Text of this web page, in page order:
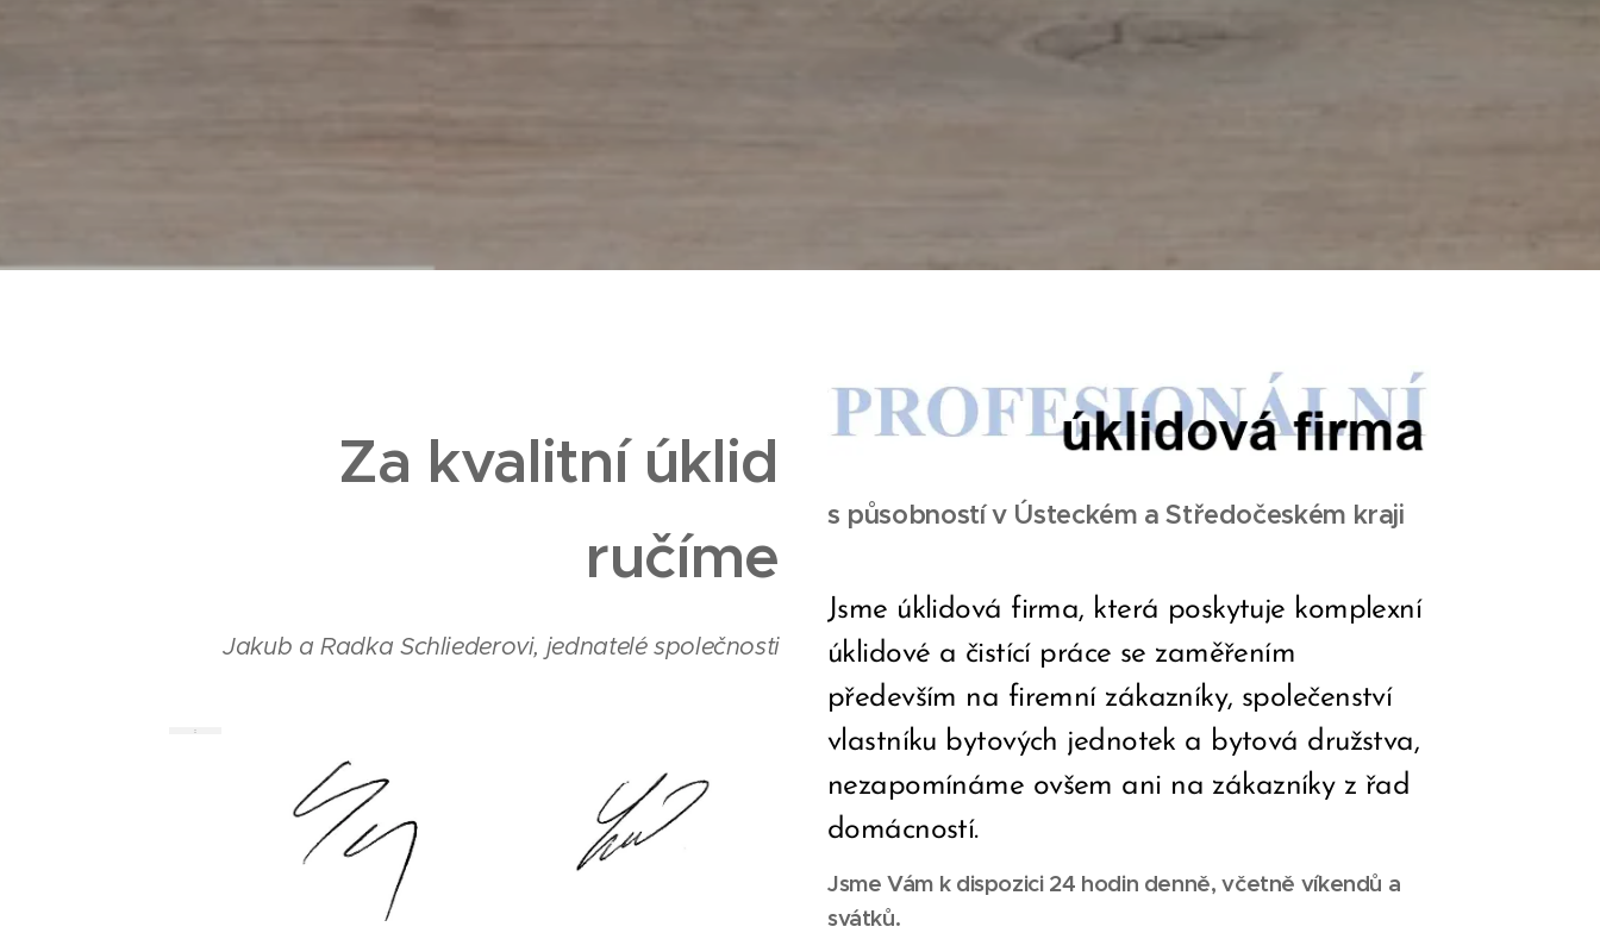
Za kvalitní úklid
ručíme
Jakub a Radka Schliederovi, jednatelé společnosti
s působností v Ústeckém a Středočeském kraji
Jsme úklidová firma, která poskytuje komplexní
úklidové a čistící práce se zaměřením
především na firemní zákazníky, společenství
vlastníku bytových jednotek a bytová družstva,
nezapomínáme ovšem ani na zákazníky z řad
domácností.
Jsme Vám k dispozici 24 hodin denně, včetně víkendů a
svátků.